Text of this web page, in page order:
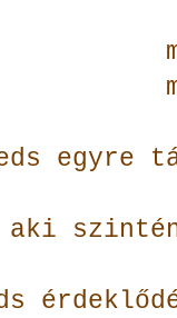
egyre
aki